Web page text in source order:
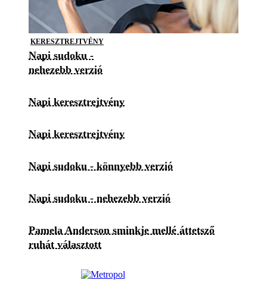
KERESZTREJTVÉNY
Napi sudoku -
nehezebb verzió
Napi keresztrejtvény
Napi keresztrejtvény
Napi sudoku - könnyebb verzió
Napi sudoku - nehezebb verzió
Pamela Anderson sminkje mellé áttetsző
ruhát választott